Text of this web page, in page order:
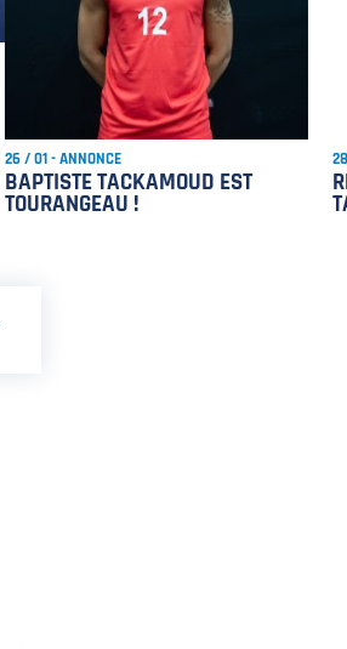
26 / 01 - ANNONCE
BAPTISTE TACKAMOUD EST
TOURANGEAU !